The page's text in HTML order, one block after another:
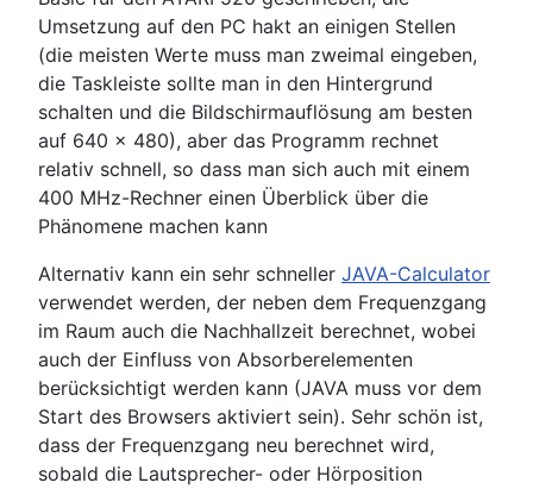
Umsetzung auf den PC hakt an einigen Stellen
(die meisten Werte muss man zweimal eingeben,
die Taskleiste sollte man in den Hintergrund
schalten und die Bildschirmauflösung am besten
auf 640 x 480), aber das Programm rechnet
relativ schnell, so dass man sich auch mit einem
400 MHz-Rechner einen Überblick über die
Phänomene machen kann
Alternativ kann ein sehr schneller JAVA-Calculator
verwendet werden, der neben dem Frequenzgang
im Raum auch die Nachhallzeit berechnet, wobei
auch der Einfluss von Absorberelementen
berücksichtigt werden kann (JAVA muss vor dem
Start des Browsers aktiviert sein). Sehr schön ist,
dass der Frequenzgang neu berechnet wird,
sobald die Lautsprecher- oder Hörposition